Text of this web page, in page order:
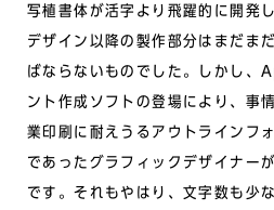
写植書体が活字より飛躍的に開発
デザイン以降の製作部分はまだま
ばならないものでした。しかし
ント作成ソフトの登場により、事
業印刷に耐えうるアウトラインフ
であったグラフィックデザイナー
です。それもやはり、文字数も少